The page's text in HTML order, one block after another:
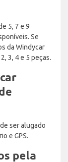
5, 7 e 9
Se
da Windycar
3, 4 e 5 peças.
ser alugado
e GPS.
pela